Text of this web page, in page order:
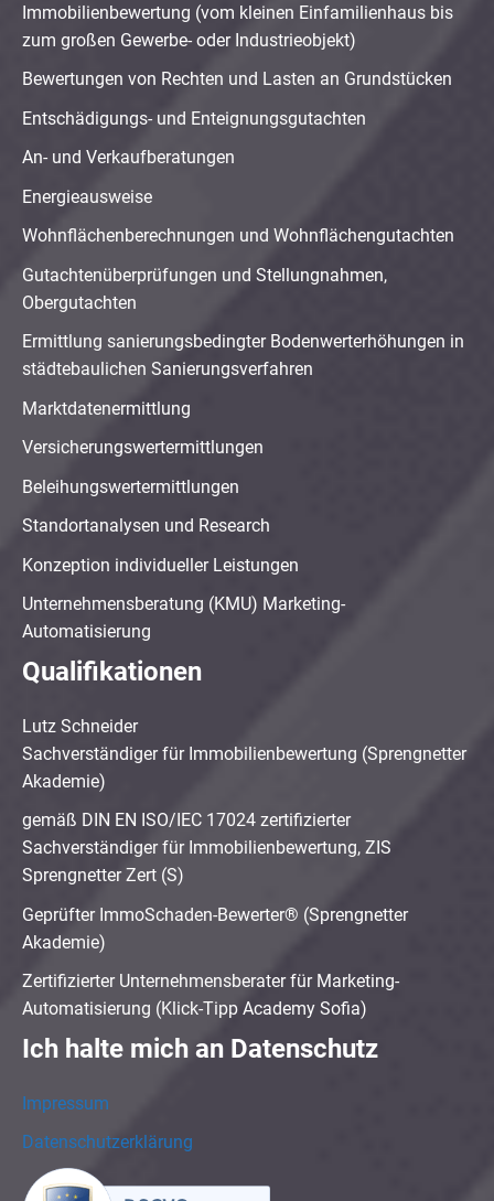
Immobilienbewertung (vom kleinen Einfamilienhaus bis
zum großen Gewerbe- oder Industrieobjekt)
Bewertungen von Rechten und Lasten an Grundstücken
Entschädigungs- und Enteignungsgutachten
An- und Verkaufberatungen
Energieausweise
Wohnflächenberechnungen und Wohnflächengutachten
Gutachtenüberprüfungen und Stellungnahmen,
Obergutachten
Ermittlung sanierungsbedingter Bodenwerterhöhungen in
städtebaulichen Sanierungsverfahren
Marktdatenermittlung
Versicherungswertermittlungen
Beleihungswertermittlungen
Standortanalysen und Research
Konzeption individueller Leistungen
Unternehmensberatung (KMU) Marketing-
Automatisierung
Qualifikationen
Lutz Schneider
Sachverständiger für Immobilienbewertung (Sprengnetter
Akademie)
gemäß DIN EN ISO/IEC 17024 zertifizierter
Sachverständiger für Immobilienbewertung, ZIS
Sprengnetter Zert (S)
Geprüfter ImmoSchaden-Bewerter® (Sprengnetter
Akademie)
Zertifizierter Unternehmensberater für Marketing-
Automatisierung (Klick-Tipp Academy Sofia)
Ich halte mich an Datenschutz
Impressum
Datenschutzerklärung